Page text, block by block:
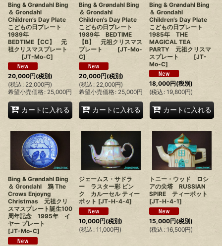
Bing & Grøndahl Bing
＆ Grondahl
Children’s Day Plate
こどもの日プレート
1989年
BEDTIME【CC】 元
祖クリスマスプレート
[JT-Mo-C]
20,000円(税別)
(税込 : 22,000円)
希望小売価格: 25,000円
カートに入れる
Bing & Grøndahl Bing
＆ Grondahl
Children’s Day Plate
こどもの日プレート
1989年 BEDTIME
【B】 元祖クリスマス
プレート
[JT-Mo-
C]
20,000円(税別)
(税込 : 22,000円)
希望小売価格: 25,000円
カートに入れる
Bing & Grøndahl Bing
＆ Grondahl
Children’s Day Plate
こどもの日プレート
1985年 THE
MAGICAL TEA
PARTY 元祖クリスマ
スプレート
[JT-
Mo-C]
18,000円(税別)
(税込 : 19,800円)
カートに入れる
Bing & Grøndahl Bing
＆ Grondahl 鴉 The
Crows Enjoyng
Christmas 元祖クリ
スマスプレート誕生100
周年記念 1995年 イ
ヤー プレート
[JT-Mo-C]
ジェームス・サドラ
ー ラスター彩 ピン
ク カルーセル ティー
ポット [JT-H-4-4]
10,000円(税別)
(税込 : 11,000円)
トニー・ウッド ロシ
アの尖塔 RUSSIAN
SPIRE ティーポット
[JT-H-4-1]
15,000円(税別)
(税込 : 16,500円)